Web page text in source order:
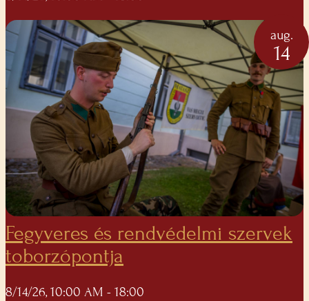
aug.
14
Fegyveres és rendvédelmi szervek
toborzópontja
8/14/26, 10:00 AM - 18:00